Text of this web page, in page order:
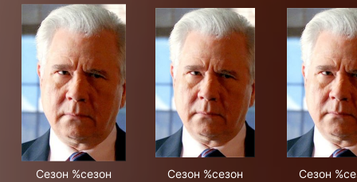
Сезон %сезон
Сезон %сезон
Сезон